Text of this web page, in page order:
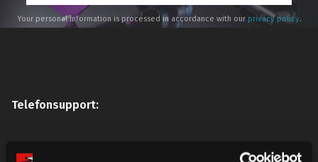
Your personal information is processed in accordance with our privacy policy.
Telefonsupport:
Mån-Tors: 10:30-15:00